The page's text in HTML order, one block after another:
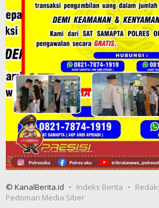
© KanalBerita.id Indeks Berita
Pedoman Media Siber